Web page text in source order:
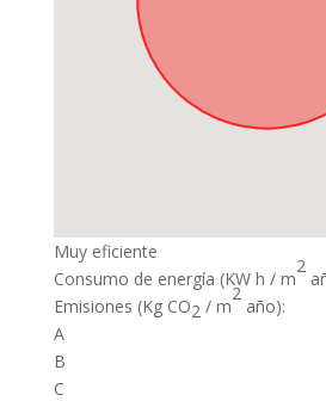
Muy eficiente
Consumo de energía (KW h / m
2
Emisiones (Kg CO2 / m
2
año):
A
B
C